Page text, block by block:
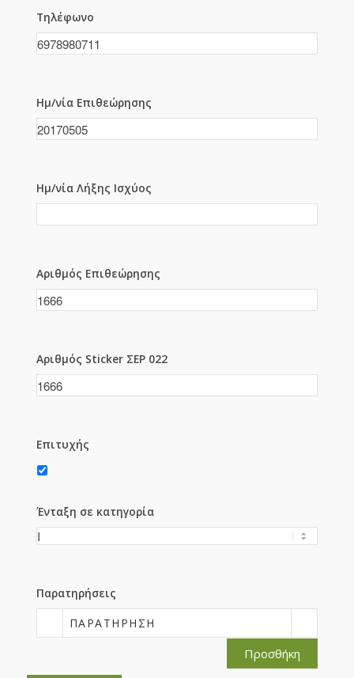
Τηλέφωνο
Ημ/νία Επιθεώρησης
Ημ/νία Λήξης Ισχύος
Αριθμός Επιθεώρησης
Αριθμός Sticker ΣΕΡ 022
Επιτυχής
Ένταξη σε κατηγορία
Παρατηρήσεις
ΠΑΡΑΤΉΡΗΣΗ
Προσθήκη